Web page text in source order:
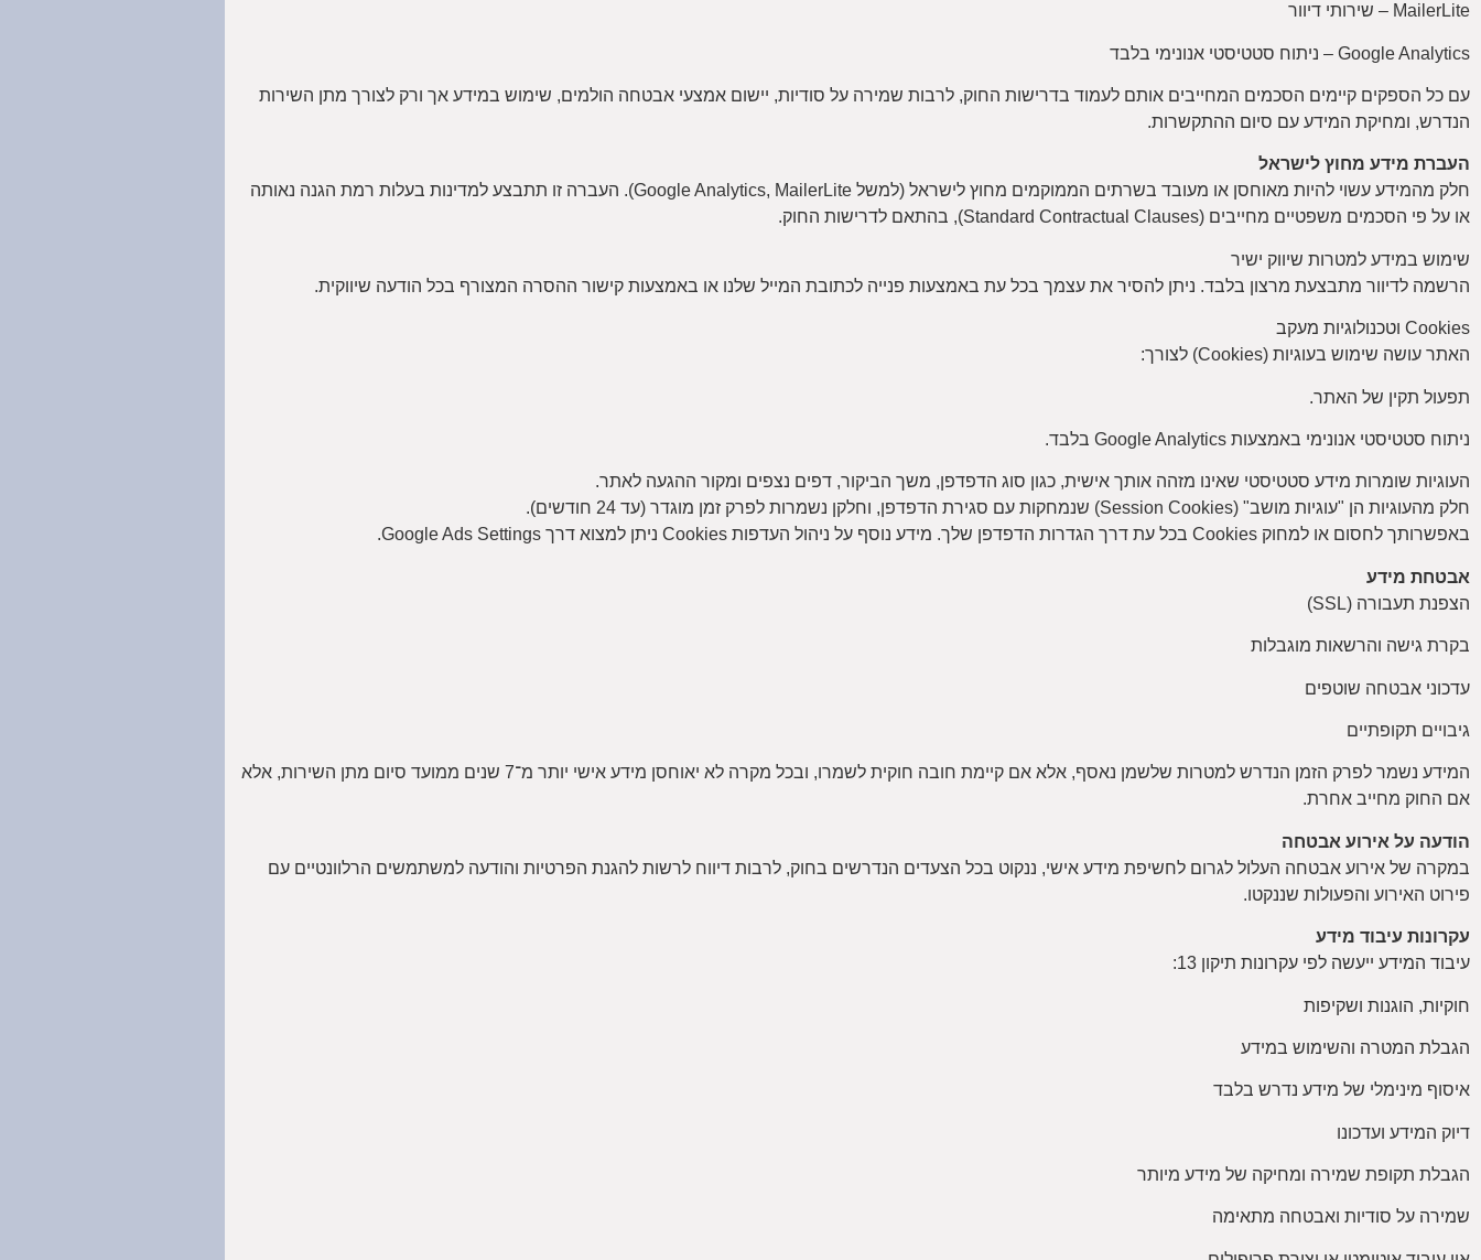
MailerLite – שירותי דיוור
Google Analytics – ניתוח סטטיסטי אנונימי בלבד
עם כל הספקים קיימים הסכמים המחייבים אותם לעמוד בדרישות החוק, לרבות שמירה על סודיות, יישום אמצעי אבטחה הולמים, שימוש במידע אך ורק לצורך מתן השירות
הנדרש, ומחיקת המידע עם סיום ההתקשרות.
העברת מידע מחוץ לישראל
חלק מהמידע עשוי להיות מאוחסן או מעובד בשרתים הממוקמים מחוץ לישראל (למשל Google Analytics, MailerLite). העברה זו תתבצע למדינות בעלות רמת הגנה נאותה
או על פי הסכמים משפטיים מחייבים (Standard Contractual Clauses), בהתאם לדרישות החוק.
שימוש במידע למטרות שיווק ישיר
הרשמה לדיוור מתבצעת מרצון בלבד. ניתן להסיר את עצמך בכל עת באמצעות פנייה לכתובת המייל שלנו או באמצעות קישור ההסרה המצורף בכל הודעה שיווקית.
Cookies וטכנולוגיות מעקב
האתר עושה שימוש בעוגיות (Cookies) לצורך:
תפעול תקין של האתר.
ניתוח סטטיסטי אנונימי באמצעות Google Analytics בלבד.
העוגיות שומרות מידע סטטיסטי שאינו מזהה אותך אישית, כגון סוג הדפדפן, משך הביקור, דפים נצפים ומקור ההגעה לאתר.
חלק מהעוגיות הן "עוגיות מושב" (Session Cookies) שנמחקות עם סגירת הדפדפן, וחלקן נשמרות לפרק זמן מוגדר (עד 24 חודשים).
באפשרותך לחסום או למחוק Cookies בכל עת דרך הגדרות הדפדפן שלך. מידע נוסף על ניהול העדפות Cookies ניתן למצוא דרך Google Ads Settings.
אבטחת מידע
הצפנת תעבורה (SSL)
בקרת גישה והרשאות מוגבלות
עדכוני אבטחה שוטפים
גיבויים תקופתיים
המידע נשמר לפרק הזמן הנדרש למטרות שלשמן נאסף, אלא אם קיימת חובה חוקית לשמרו, ובכל מקרה לא יאוחסן מידע אישי יותר מ־7 שנים ממועד סיום מתן השירות, אלא
אם החוק מחייב אחרת.
הודעה על אירוע אבטחה
במקרה של אירוע אבטחה העלול לגרום לחשיפת מידע אישי, ננקוט בכל הצעדים הנדרשים בחוק, לרבות דיווח לרשות להגנת הפרטיות והודעה למשתמשים הרלוונטיים עם
פירוט האירוע והפעולות שננקטו.
עקרונות עיבוד מידע
עיבוד המידע ייעשה לפי עקרונות תיקון 13:
חוקיות, הוגנות ושקיפות
הגבלת המטרה והשימוש במידע
איסוף מינימלי של מידע נדרש בלבד
דיוק המידע ועדכונו
הגבלת תקופת שמירה ומחיקה של מידע מיותר
שמירה על סודיות ואבטחה מתאימה